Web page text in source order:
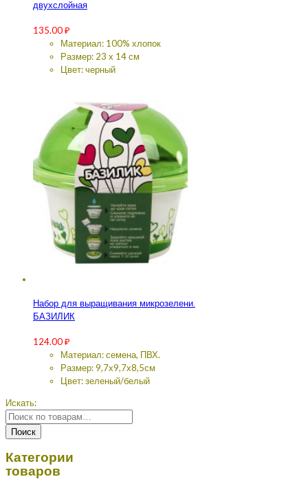
двухслойная
135.00₽
Материал: 100% хлопок
Размер: 23 х 14 см
Цвет: черный
Набор для выращивания микрозелени.
БАЗИЛИК
124.00₽
Материал: семена, ПВХ.
Размер: 9,7х9,7х8,5см
Цвет: зеленый/белый
Искать:
Поиск
Категории
товаров